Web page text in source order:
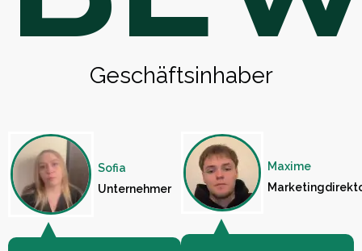
Geschäftsinhaber
Sofia
Unternehmer
Maxime